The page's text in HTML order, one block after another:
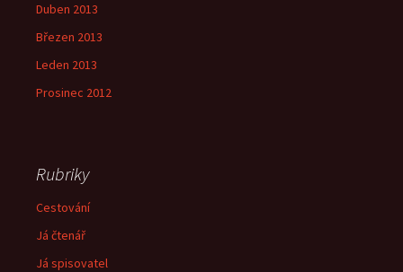
Duben 2013
Březen 2013
Leden 2013
Prosinec 2012
Rubriky
Cestování
Já čtenář
Já spisovatel